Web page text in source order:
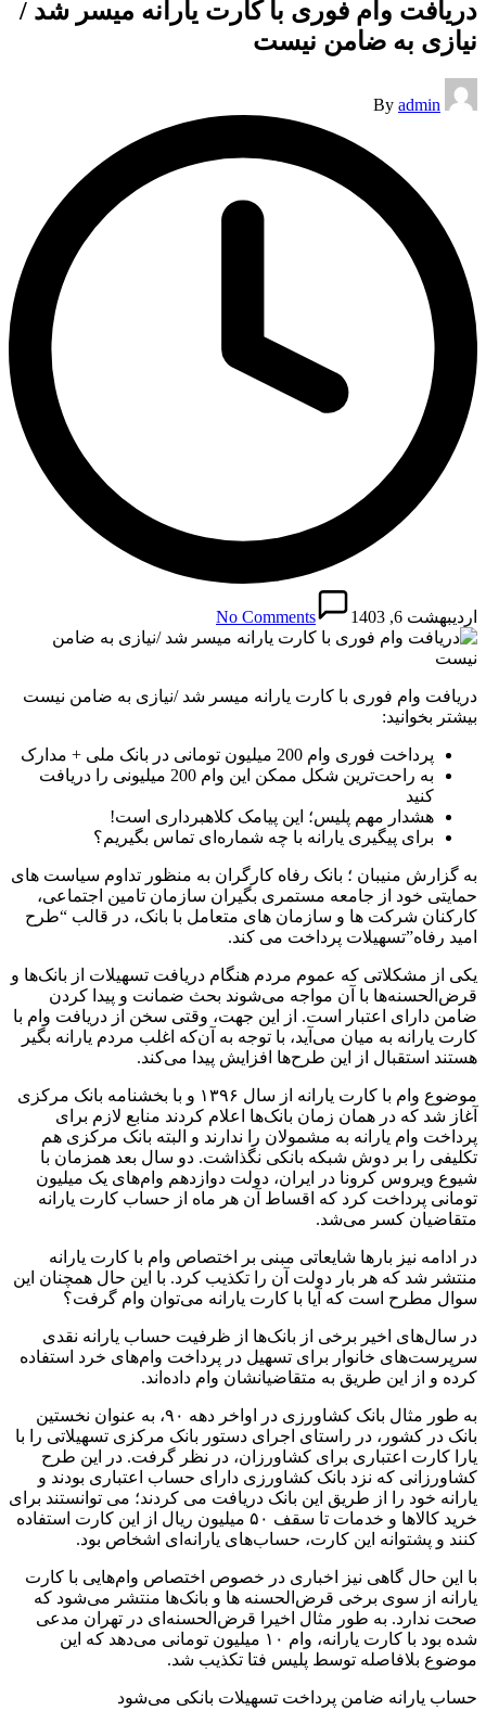
دریافت وام فوری با کارت یارانه میسر شد /
نیازی به ضامن نیست
Posted
by
By admin
اردیبهشت 6, 1403 No Comments
دریافت وام فوری با کارت یارانه میسر شد /نیازی به ضامن نیست
بیشتر بخوانید:
پرداخت فوری وام 200 میلیون تومانی در بانک ملی + مدارک
به راحت‌ترین شکل ممکن این وام 200 میلیونی را دریافت
کنید
هشدار مهم پلیس؛ این پیامک کلاهبرداری است!
برای پیگیری یارانه با چه شماره‌ای تماس بگیریم؟
به گزارش منیبان ؛ بانک رفاه کارگران به منظور تداوم سیاست های
حمایتی خود از جامعه مستمری بگیران سازمان تامین اجتماعی،
کارکنان شرکت ها و سازمان های متعامل با بانک، در قالب “طرح
امید رفاه”تسهیلات پرداخت می کند.
یکی از مشکلاتی که عموم مردم هنگام دریافت تسهیلات از بانک‌ها و
قرض‌الحسنه‌ها با آن مواجه می‌شوند بحث ضمانت و پیدا کردن
ضامن دارای اعتبار است. از این جهت، وقتی سخن از دریافت وام با
کارت یارانه به میان می‌آید، با توجه به آن‌که اغلب مردم یارانه بگیر
هستند استقبال از این طرح‌ها افزایش پیدا می‌کند.
موضوع وام با کارت یارانه از سال ۱۳۹۶ و با بخشنامه بانک مرکزی
آغاز شد که در همان زمان بانک‌ها اعلام کردند منابع لازم برای
پرداخت وام یارانه به مشمولان را ندارند و البته بانک مرکزی هم
تکلیفی را بر دوش شبکه بانکی نگذاشت. دو سال بعد همزمان با
شیوع ویروس کرونا در ایران، دولت دوازدهم وام‌های یک میلیون
تومانی پرداخت کرد که اقساط آن هر ماه از حساب کارت یارانه
متقاضیان کسر می‌شد.
در ادامه نیز بارها شایعاتی مبنی بر اختصاص وام با کارت یارانه
منتشر شد که هر بار دولت آن را تکذیب کرد. با این حال همچنان این
سوال مطرح است که آیا با کارت یارانه می‌توان وام گرفت؟
در سال‌های اخیر برخی از بانک‌ها از ظرفیت حساب یارانه نقدی
سرپرست‌های خانوار برای تسهیل در پرداخت وام‌های خرد استفاده
کرده و از این طریق به متقاضیانشان وام داده‌اند.
به طور مثال بانک کشاورزی در اواخر دهه ۹۰، به عنوان نخستین
بانک در کشور، در راستای اجرای دستور بانک مرکزی تسهیلاتی را با
یارا کارت اعتباری برای کشاورزان، در نظر گرفت. در این طرح
کشاورزانی که نزد بانک کشاورزی دارای حساب اعتباری بودند و
یارانه خود را از طریق این بانک دریافت می کردند؛ می توانستند برای
خرید کالاها و خدمات تا سقف ۵۰ میلیون ریال از این کارت استفاده
کنند و پشتوانه این کارت، حساب‌های یارانه‌ای اشخاص بود.
با این حال گاهی نیز اخباری در خصوص اختصاص وام‌هایی با کارت
یارانه از سوی برخی قرض‌الحسنه ها و بانک‌ها منتشر می‌شود که
صحت ندارد. به طور مثال اخیرا قرض‌الحسنه‌ای در تهران مدعی
شده بود با کارت یارانه، وام ۱۰ میلیون تومانی می‌دهد که این
موضوع بلافاصله توسط پلیس فتا تکذیب شد.
حساب یارانه ضامن پرداخت تسهیلات بانکی می‌شود